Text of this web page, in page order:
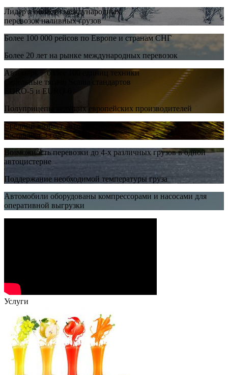
Лидер в области международных
перевозок наливных грузов
Более 100 000 рейсов по Европе и странам СНГ
Более 20 лет на рынке международных перевозок
Автопарк − более 100 единиц техники
Седельные тягачи Scania стандартов
EURO-5 и EURO-6
Полуприцепы ведущих европейских производителей
Средний возраст автомобилей
составляет 3 года
Возможность перевозки до 4-х различных грузов в одной
автоцистерне
Поддержание необходимой температуры груза
Автомобили оборудованы компрессорами и насосами для
оперативной выгрузки
Услуги